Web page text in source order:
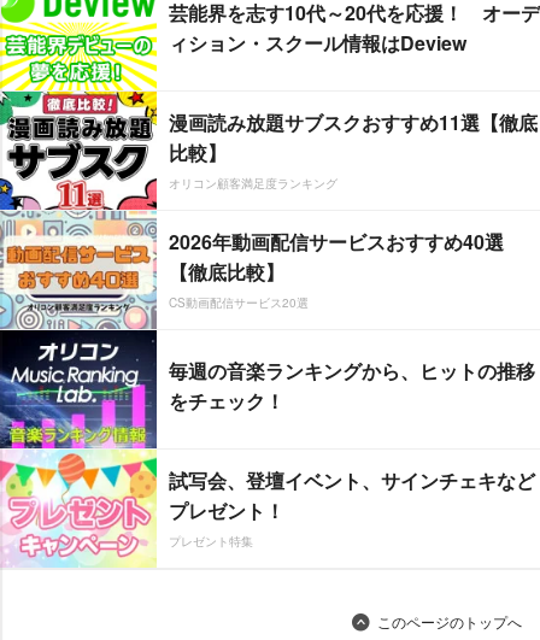
芸能界を志す10代～20代を応援！ オーデ
ィション・スクール情報はDeview
漫画読み放題サブスクおすすめ11選【徹底
比較】
オリコン顧客満足度ランキング
2026年動画配信サービスおすすめ40選
【徹底比較】
CS動画配信サービス20選
毎週の音楽ランキングから、ヒットの推移
をチェック！
試写会、登壇イベント、サインチェキなど
プレゼント！
プレゼント特集
このページのトップへ